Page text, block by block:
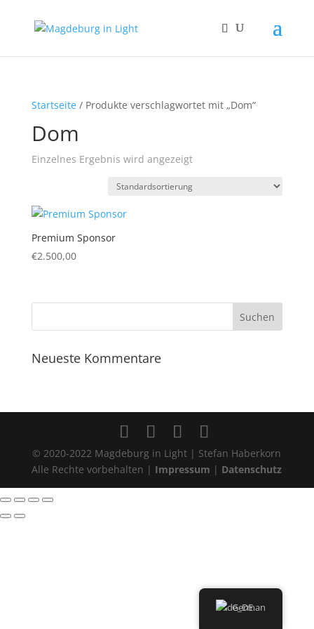
Startseite/ Produkte verschlagwortet mit „Dom“
Dom
Einzelnes Ergebnis wird angezeigt
Premium Sponsor
€2.500,00
Neueste Kommentare
© 2020-2022 Magdeburg in Light | Stefan Haberkorn
Alle Rechte vorbehalten | Impressum | Datenschutz
German